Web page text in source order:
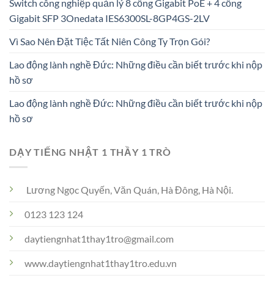
Switch công nghiệp quản lý 8 cổng Gigabit PoE + 4 cổng
Gigabit SFP 3Onedata IES6300SL-8GP4GS-2LV
Vì Sao Nên Đặt Tiệc Tất Niên Công Ty Trọn Gói?
Lao động lành nghề Đức: Những điều cần biết trước khi nộp
hồ sơ
Lao động lành nghề Đức: Những điều cần biết trước khi nộp
hồ sơ
DẠY TIẾNG NHẬT 1 THẦY 1 TRÒ
Lương Ngọc Quyến, Văn Quán, Hà Đông, Hà Nội.
0123 123 124
daytiengnhat1thay1tro@gmail.com
www.daytiengnhat1thay1tro.edu.vn